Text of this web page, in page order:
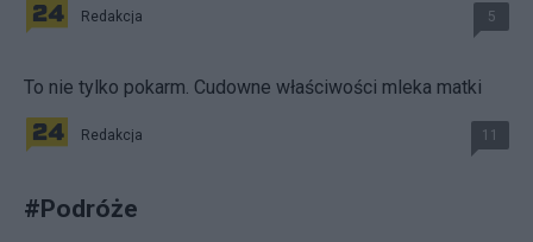
Redakcja 5
To nie tylko pokarm. Cudowne właściwości mleka matki
Redakcja 11
#Podróże